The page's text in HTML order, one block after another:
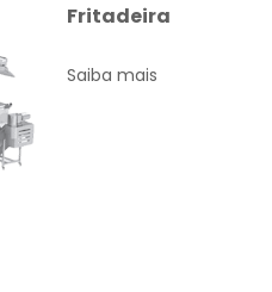
Fritadeira
Saiba mais